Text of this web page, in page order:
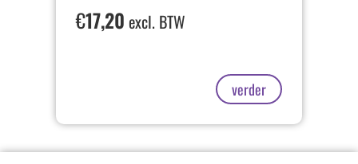
€17,20 excl. BTW
verder